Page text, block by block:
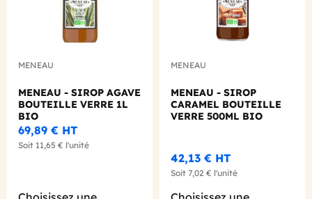
MENEAU
MENEAU - SIROP AGAVE
BOUTEILLE VERRE 1L
BIO
69,89 € HT
Soit 11,65 € l'unité
MENEAU
MENEAU - SIROP
CARAMEL BOUTEILLE
VERRE 500ML BIO
42,13 € HT
Soit 7,02 € l'unité